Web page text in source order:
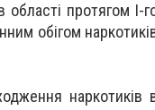
протягом І-
обігом
наркотиків